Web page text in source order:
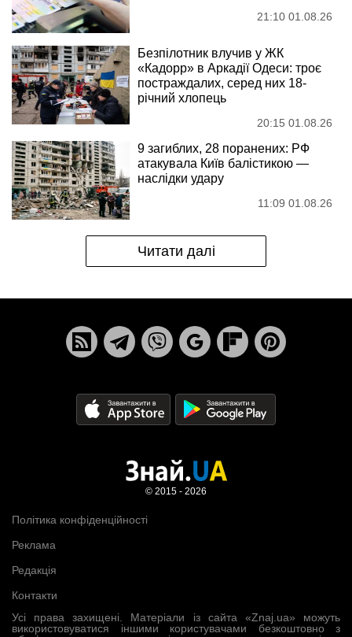
21:10 01.08.26
Безпілотник влучив у ЖК
«Кадорр» в Аркадії Одеси: троє
постраждалих, серед них 18-
річний хлопець
20:15 01.08.26
9 загиблих, 28 поранених: РФ
атакувала Київ балістикою —
наслідки удару
11:09 01.08.26
Читати далі
Усі права захищені. Матеріали із сайта «Znaj.ua» можуть
використовуватися іншими користувачами безкоштовно з
Політика конфіденційності
Реклама
Редакція
Контакти
© 2015 - 2026